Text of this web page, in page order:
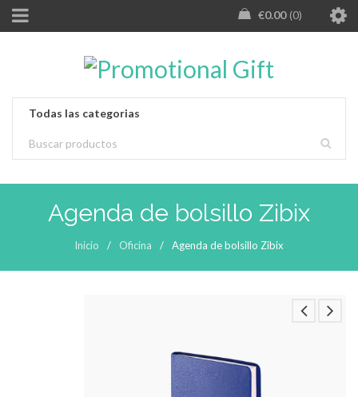
0.00
€ 0
Agenda de bolsillo Zibix
Inicio / Oficina / Agenda de bolsillo Zibix